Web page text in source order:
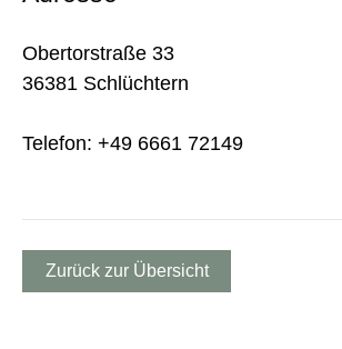
Obertorstraße 33
36381 Schlüchtern
Telefon: +49 6661 72149
Zurück zur Übersicht